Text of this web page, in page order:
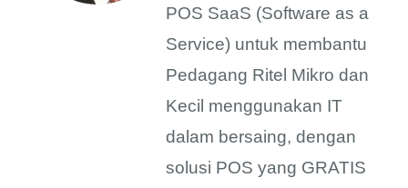
POS SaaS (Software as a
Service) untuk membantu
Pedagang Ritel Mikro dan
Kecil menggunakan IT
dalam bersaing, dengan
solusi POS yang GRATIS